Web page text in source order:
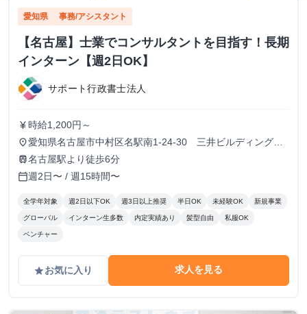
愛知県 事務/アシスタント
【名古屋】士業でコンサルタントを目指す！長期
インターン【週2日OK】
サポート行政書士法人
currency_yen 時給1,200円～
place愛知県名古屋市中村区名駅南1-24-30 三井ビルディング本
館 18F
train名古屋駅より徒歩6分
calendar_today週2日〜 / 週15時間〜
全学年対象 週2日以下OK 週3日以上推奨 半日OK 未経験OK 新規事業
グローバル インターン生多数 内定実績あり 髪型自由 私服OK
ベンチャー
gradeお気に入り 求人を見る